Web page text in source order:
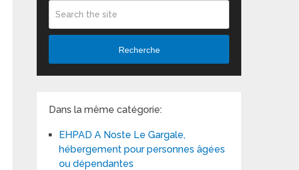
Recherche
Dans la même catégorie:
EHPAD A Noste Le Gargale,
hébergement pour personnes âgées
ou dépendantes